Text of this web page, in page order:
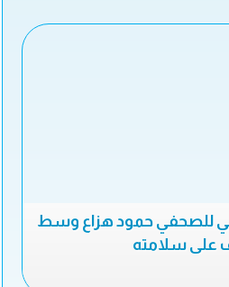
للصحفي حمود هزاع وسط
على سلامته